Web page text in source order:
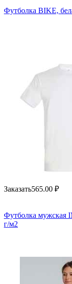
Футболка BIKE,
Заказать565.00 ₽
Футболка мужская
г/м2